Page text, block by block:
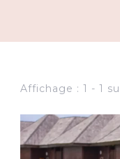
Affichage : 1 - 1